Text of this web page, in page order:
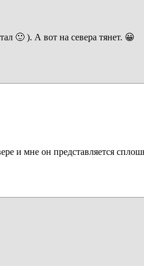
🙂 ). А вот на севера тянет. 😀
и мне он представляется